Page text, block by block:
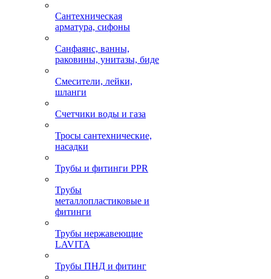
Сантехническая
арматура, сифоны
Санфаянс, ванны,
раковины, унитазы, биде
Смесители, лейки,
шланги
Счетчики воды и газа
Тросы сантехнические,
насадки
Трубы и фитинги PPR
Трубы
металлопластиковые и
фитинги
Трубы нержавеющие
LAVITA
Трубы ПНД и фитинг